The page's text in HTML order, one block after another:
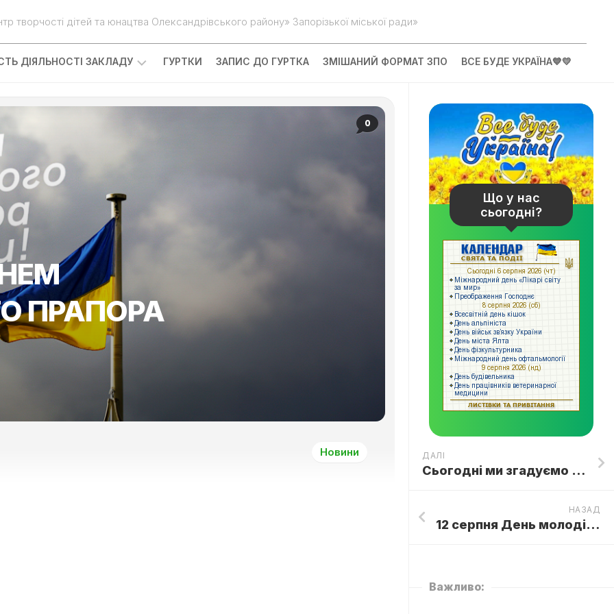
творчості дітей та юнацтва Олександрівського району» Запорізької міської ради»
ДІЯЛЬНОСТІ ЗАКЛАДУ ГУРТКИ ЗАПИС ДО ГУРТКА ЗМІШАНИЙ ФОРМАТ ЗПО ВСЕ БУДЕ УКРАЇНА💙💛
0
ПРАПОРА
Новини
Що у нас
сьогодні?
ДАЛІ
Сьогодні ми згадуємо тих, хто віддав своє життя за мир і свободу України💙💛
НАЗАД
12 серпня День молоді в Україні!
Важливо: